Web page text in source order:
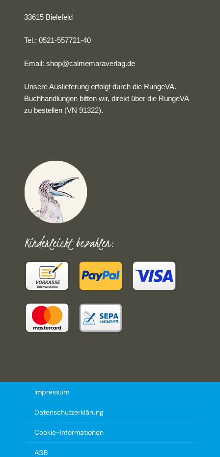
33615 Bielefeld
Tel.: 0521-557721-40
Email:shop@calmemaraverlag.de
Unsere Auslieferung erfolgt durch die RungeVA.
Buchhandlungen bitten wir, direkt über die RungeVA
zu bestellen (VN 91322).
Kinderleicht bezahlen:
Impressum
Datenschutzerklärung
Cookie-Informationen
AGB